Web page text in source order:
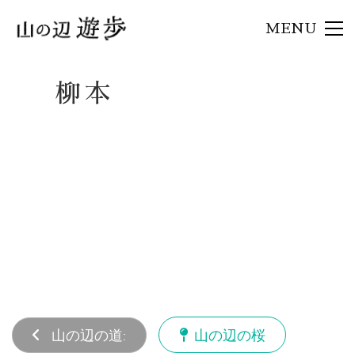
MENU
柳本
山の辺の道: 山の辺の桜